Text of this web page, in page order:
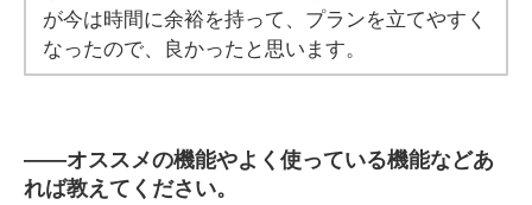
が今は時間に余裕を持って、プランを立てやすく
なったので、良かったと思います。
――オススメの機能やよく使っている機能などあ
れば教えてください。